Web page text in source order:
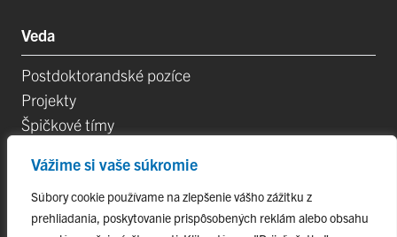
Vážime si vaše súkromie
Súbory cookie používame na zlepšenie vášho zážitku z
prehliadania, poskytovanie prispôsobených reklám alebo obsahu
Veda
Postdoktorandské pozíce
Projekty
Špičkové tímy
Vedecké parky
Evidencia publikačnej činnosti
Habilitačné a vymenúvacie konania